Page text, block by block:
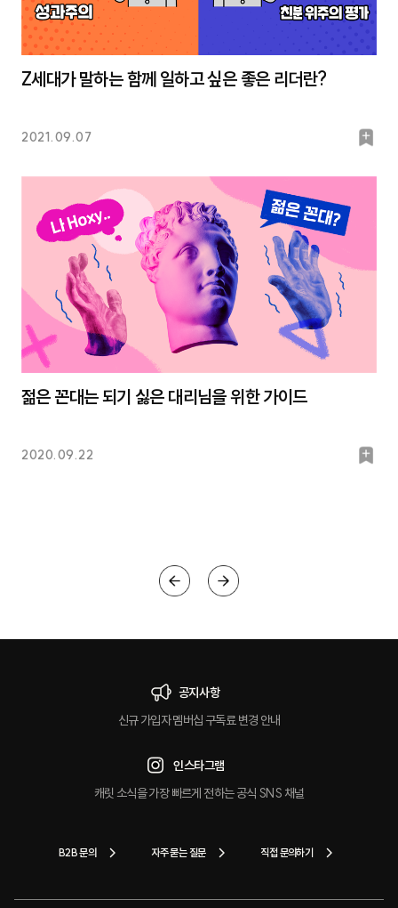
Z세대가 말하는 함께 일하고 싶은 좋은 리더란?
2021.09.07
북
젊은 꼰대는 되기 싫은 대리님을 위한 가이드
2020.09.22
북
공지사항
신규 가입자 멤버십 구독료 변경 안내
인스타그램
캐릿 소식을 가장 빠르게 전하는 공식 SNS 채널
B2B 문의 자주 묻는 질문 직접 문의하기